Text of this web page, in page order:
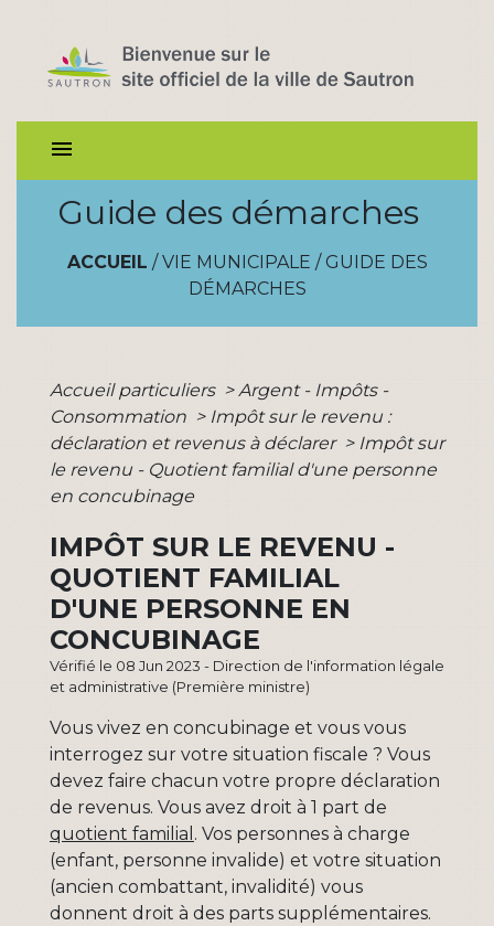
menu
Guide des démarches
ACCUEIL / VIE MUNICIPALE / GUIDE DES
DÉMARCHES
Accueil particuliers > Argent - Impôts -
Consommation > Impôt sur le revenu :
déclaration et revenus à déclarer > Impôt sur
le revenu - Quotient familial d'une personne
en concubinage
IMPÔT SUR LE REVENU -
QUOTIENT FAMILIAL
D'UNE PERSONNE EN
CONCUBINAGE
Vérifié le 08 Jun 2023 - Direction de l'information légale
et administrative (Première ministre)
Vous vivez en concubinage et vous vous
interrogez sur votre situation fiscale ? Vous
devez faire chacun votre propre déclaration
de revenus. Vous avez droit à 1 part de
quotient familial . Vos personnes à charge
(enfant, personne invalide) et votre situation
(ancien combattant, invalidité) vous
donnent droit à des parts supplémentaires.